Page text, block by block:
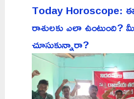
Today Horoscope:
రాశులకు ఎలా ఉంటుంది?
చూసుకున్నారా?